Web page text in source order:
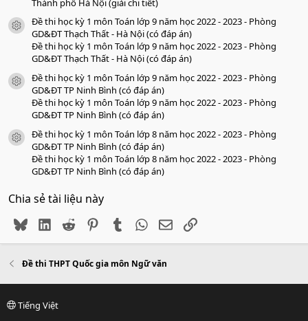
Thành phố Hà Nội (giải chi tiết)
icon tài liệu
Đề thi học kỳ 1 môn Toán lớp 9 năm học 2022 - 2023 - Phòng
GD&ĐT Thạch Thất - Hà Nội (có đáp án)
Đề thi học kỳ 1 môn Toán lớp 9 năm học 2022 - 2023 - Phòng
GD&ĐT Thạch Thất - Hà Nội (có đáp án)
icon tài liệu
Đề thi học kỳ 1 môn Toán lớp 9 năm học 2022 - 2023 - Phòng
GD&ĐT TP Ninh Bình (có đáp án)
Đề thi học kỳ 1 môn Toán lớp 9 năm học 2022 - 2023 - Phòng
GD&ĐT TP Ninh Bình (có đáp án)
icon tài liệu
Đề thi học kỳ 1 môn Toán lớp 8 năm học 2022 - 2023 - Phòng
GD&ĐT TP Ninh Bình (có đáp án)
Đề thi học kỳ 1 môn Toán lớp 8 năm học 2022 - 2023 - Phòng
GD&ĐT TP Ninh Bình (có đáp án)
Chia sẻ tài liệu này
BlueskyLinkedIn
Reddit PinterestTumblr WhatsApp
EmailLink
Đề thi THPT Quốc gia môn Ngữ văn
Tiếng Việt